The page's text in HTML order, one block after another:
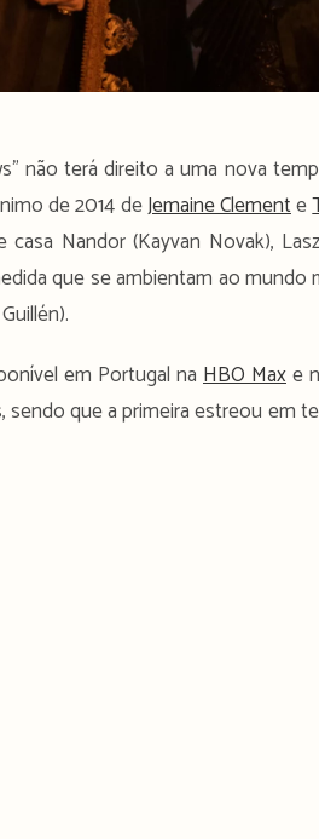
não terá direito a uma nova
de 2014 deJemaine Clemente
Nandor (Kayvan Novak),
que se ambientam ao
em Portugal na HBO Maxe
sendo que a primeira estreou em